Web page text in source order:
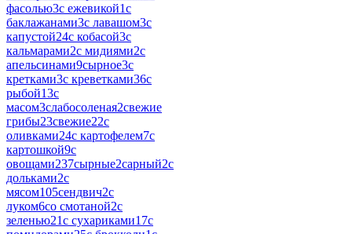
фасолью3с ежевикой1с
баклажанами3с лавашом3с
капустой24с кобасой3с
кальмарами2с мидиями2с
апельсинами9сырное3с
кретками3с креветками36с
рыбой13с
масом3слабосоленая2свежие
грибы23свежие22с
оливками24с картофелем7с
картошкой9с
овощами237сырные2сарный2с
дольками2с
мясом105сендвич2с
луком6со смотаной2с
зеленью21с сухариками17с